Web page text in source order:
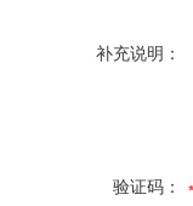
补充说明：
验证码：